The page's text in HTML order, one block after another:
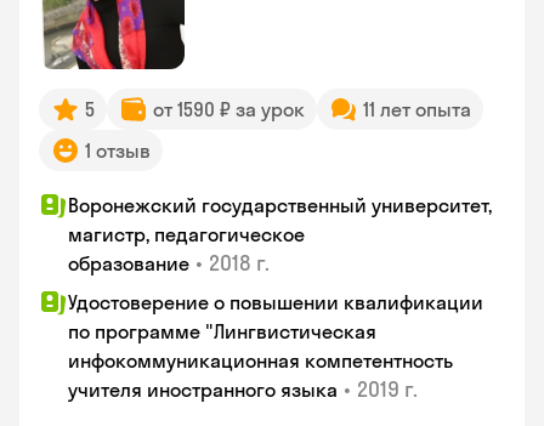
5 от 1590 ₽ за урок
11 лет опыта
1 отзыв
Воронежский государственный университет,
магистр, педагогическое
образование • 2018 г.
Удостоверение о повышении квалификации
по программе "Лингвистическая
инфокоммуникационная компетентность
учителя иностранного языка • 2019 г.